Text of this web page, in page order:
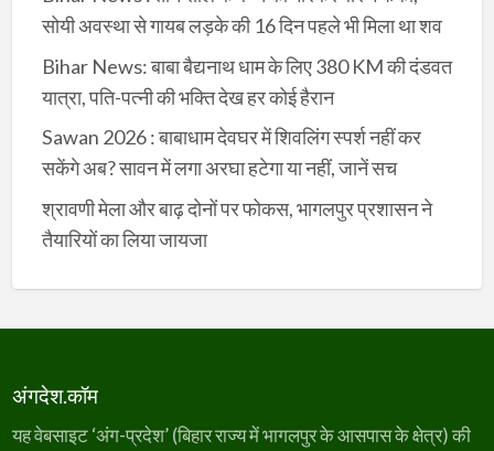
सोयी अवस्था से गायब लड़के की 16 दिन पहले भी मिला था शव
Bihar News: बाबा बैद्यनाथ धाम के लिए 380 KM की दंडवत
यात्रा, पति-पत्नी की भक्ति देख हर कोई हैरान
Sawan 2026 : बाबाधाम देवघर में शिवलिंग स्पर्श नहीं कर
सकेंगे अब? सावन में लगा अरघा हटेगा या नहीं, जानें सच
श्रावणी मेला और बाढ़ दोनों पर फोकस, भागलपुर प्रशासन ने
तैयारियों का लिया जायजा
अंगदेश.कॉम
यह वेबसाइट ‘अंग-प्रदेश’ (बिहार राज्य में भागलपुर के आसपास के क्षेत्र) की